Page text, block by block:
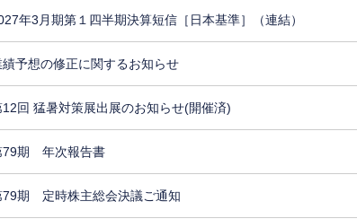
年3月期第１四半期決算短信［日本基準］（連結）
績予想の修正に関するお知らせ
12回 猛暑対策展出展のお知らせ(開催済)
79期 年次報告書
79期 定時株主総会決議ご通知